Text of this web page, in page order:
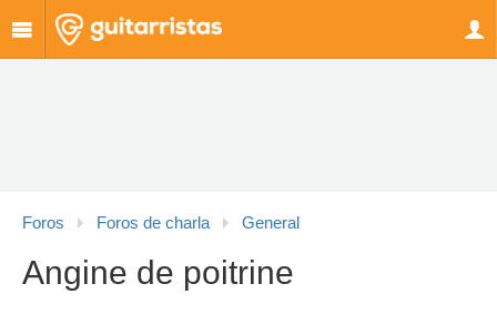
Foros Foros de charla General
Angine de poitrine